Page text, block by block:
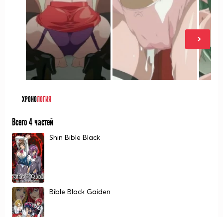
ХРОНОЛОГИЯ
Всего 4 частей
Shin Bible Black
Bible Black Gaiden